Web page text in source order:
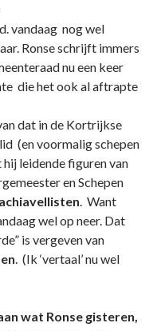
vandaag nog wel
Ronse schrijft immers
nu een keer
die het ook al aftrapte
dat in de Kortrijkse
(en voormalig schepen
leidende figuren van
en Schepen
. Want
wel op neer. Dat
is vergeven van
. (Ik ‘vertaal’ nu wel
wat Ronse gisteren,